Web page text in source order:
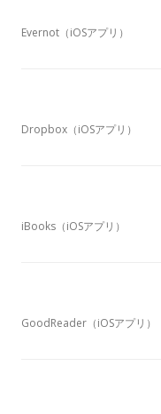
Evernot（iOSアプリ）
Dropbox（iOSアプリ）
iBooks（iOSアプリ）
GoodReader（iOSアプリ）